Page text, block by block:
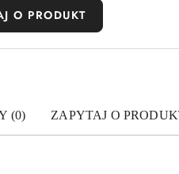
O PRODUKT
(0) ZAPYTAJ O